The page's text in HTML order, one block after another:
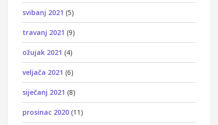
svibanj 2021 (5)
travanj 2021 (9)
ožujak 2021 (4)
veljača 2021 (6)
siječanj 2021 (8)
prosinac 2020 (11)